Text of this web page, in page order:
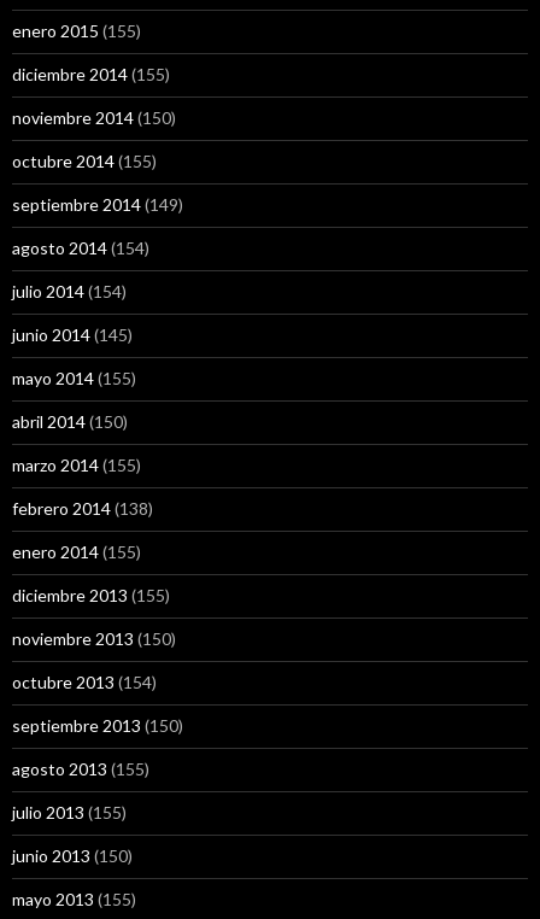
enero 2015 (155)
diciembre 2014(155)
noviembre 2014(150)
octubre 2014(155)
septiembre 2014(149)
agosto 2014(154)
julio 2014(154)
junio 2014(145)
mayo 2014(155)
abril 2014(150)
marzo 2014(155)
febrero 2014(138)
enero 2014(155)
diciembre 2013 (155)
noviembre 2013 (150)
octubre 2013 (154)
septiembre 2013 (150)
agosto 2013 (155)
julio 2013 (155)
junio 2013 (150)
mayo 2013 (155)